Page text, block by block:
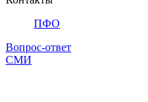
ПФО
Вопрос-ответ
СМИ